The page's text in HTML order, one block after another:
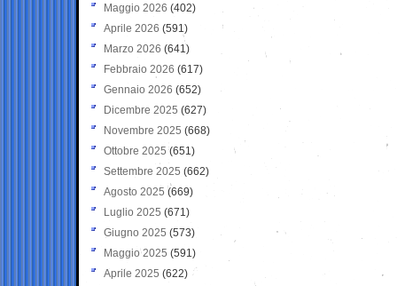
Maggio 2026 (402)
Aprile 2026 (591)
Marzo 2026 (641)
Febbraio 2026 (617)
Gennaio 2026 (652)
Dicembre 2025 (627)
Novembre 2025 (668)
Ottobre 2025 (651)
Settembre 2025 (662)
Agosto 2025 (669)
Luglio 2025 (671)
Giugno 2025 (573)
Maggio 2025 (591)
Aprile 2025 (622)